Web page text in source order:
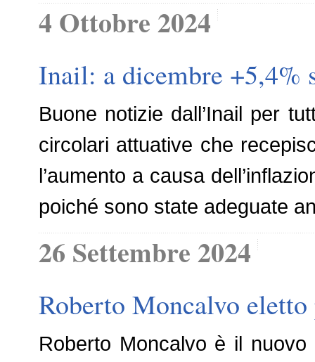
4 Ottobre 2024
Inail: a dicembre +5,4%
Buone notizie dall’Inail per
circolari attuative che
l’aumento a causa
poiché sono state adeguate
26 Settembre 2024
Roberto Moncalvo
Roberto Moncalvo è il